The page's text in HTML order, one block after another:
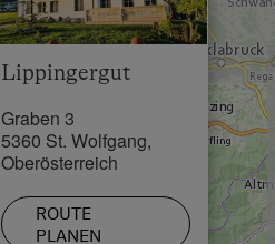
Lippingergut
Graben 3
5360 St. Wolfgang,
Oberösterreich
ROUTE
PLANEN